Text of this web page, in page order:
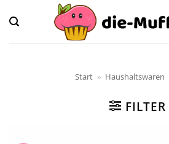
Inhalt
springen
Start » Haushaltswaren
FILTER